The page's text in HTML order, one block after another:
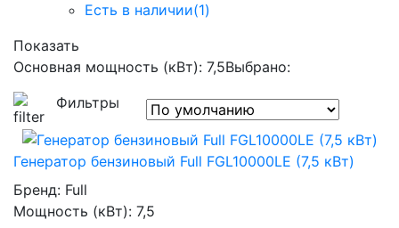
Есть в наличии(1)
Показать
Основная мощность (кВт): 7,5Выбрано:
Фильтры
Генератор бензиновый Full FGL10000LE (7,5 кВт)
Бренд: Full
Мощность (кВт): 7,5